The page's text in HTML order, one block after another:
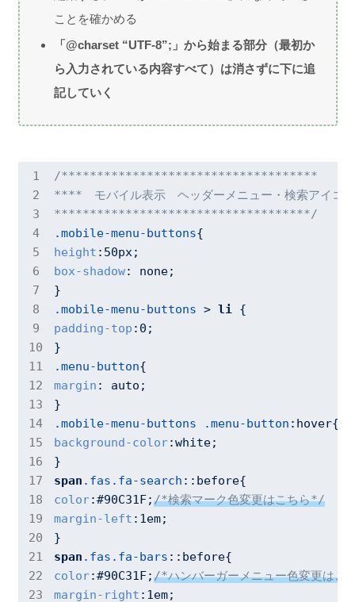
ことを確かめる
「@charset “UTF-8”;」から始まる部分（最初か
ら入力されている内容すべて）は消さずに下に追
記していく
/************************************
****　モバイル表示　ヘッダーメニュー・検索アイコン
************************************/
.mobile-menu-buttons
height : 50px
box-shadow: none;
.mobile-menu-buttons > li
padding-top : 0 ;
.menu-button
margin : auto;
.mobile-menu-buttons
.menu-button :hover
background-color:white;
span .fas .fa-search ::before
color:#90C31F;/*検索マーク色変更はこちら*/
margin-left : 1em;
span .fas .fa-bars ::before
color:#90C31F;/*ハンバーガーメニュー色変更はこ
margin-right : 1em;